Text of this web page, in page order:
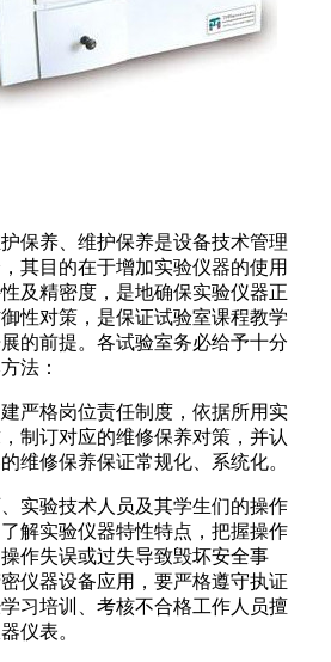
保养、维护保养是设备技术管理
其目的在于增加实验仪器的使用
及精密度，是地确保实验仪器正
性对策，是保证试验室课程教学
的前提。各试验室务必给予十分
法：
严格岗位责任制度，依据所用实
制订对应的维修保养对策，并认
维修保养保证常规化、系统化。
实验技术人员及其学生们的操作
解实验仪器特性特点，把握操作
作失误或过失导致毁坏安全事
仪器设备应用，要严格遵守执证
学习培训、考核不合格工作人员擅
仪表。